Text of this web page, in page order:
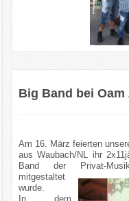
Big Band bei Oam
Am 16. März feierten
aus Waubach/NL ihr
Band der Privat-
mitgestaltet
wurde.
In dem